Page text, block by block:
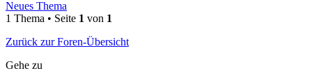
Neues Thema
1 Thema • Seite 1 von 1
Zurück zur Foren-Übersicht
Gehe zu